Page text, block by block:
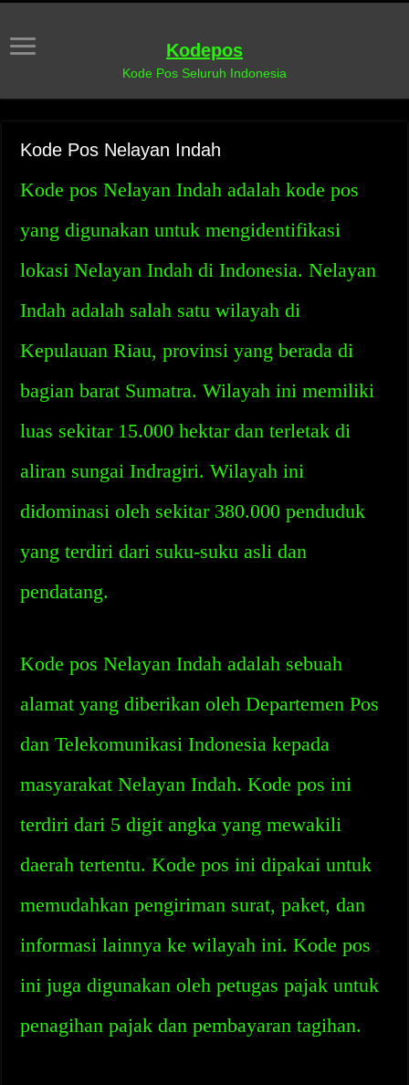
Kodepos
Kode Pos Seluruh Indonesia
Kode Pos Nelayan Indah
Kode pos Nelayan Indah adalah kode pos
yang digunakan untuk mengidentifikasi
lokasi Nelayan Indah di Indonesia. Nelayan
Indah adalah salah satu wilayah di
Kepulauan Riau, provinsi yang berada di
bagian barat Sumatra. Wilayah ini memiliki
luas sekitar 15.000 hektar dan terletak di
aliran sungai Indragiri. Wilayah ini
didominasi oleh sekitar 380.000 penduduk
yang terdiri dari suku-suku asli dan
pendatang.
Kode pos Nelayan Indah adalah sebuah
alamat yang diberikan oleh Departemen Pos
dan Telekomunikasi Indonesia kepada
masyarakat Nelayan Indah. Kode pos ini
terdiri dari 5 digit angka yang mewakili
daerah tertentu. Kode pos ini dipakai untuk
memudahkan pengiriman surat, paket, dan
informasi lainnya ke wilayah ini. Kode pos
ini juga digunakan oleh petugas pajak untuk
penagihan pajak dan pembayaran tagihan.